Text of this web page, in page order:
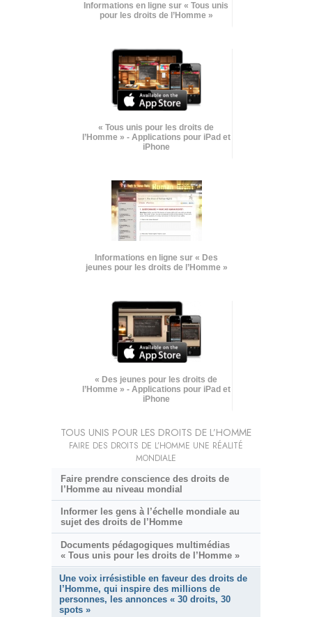
Informations en ligne sur « Tous unis
pour les droits de l’Homme »
« Tous unis pour les droits de
l’Homme » - Applications pour iPad et
iPhone
Informations en ligne sur « Des
jeunes pour les droits de l’Homme »
« Des jeunes pour les droits de
l’Homme » - Applications pour iPad et
iPhone
TOUS UNIS POUR LES DROITS DE L’HOMME
FAIRE DES DROITS DE L’HOMME UNE RÉALITÉ
MONDIALE
Faire prendre conscience des droits de
l’Homme au niveau mondial
Informer les gens à l’échelle mondiale au
sujet des droits de l’Homme
Documents pédagogiques multimédias
« Tous unis pour les droits de l’Homme »
Une voix irrésistible en faveur des droits de
l’Homme, qui inspire des millions de
personnes, les annonces « 30 droits, 30
spots »